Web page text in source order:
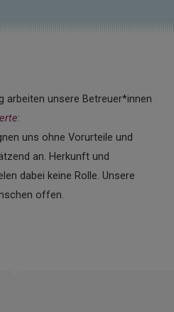
arbeiten unsere Betreuer*innen
:
uns ohne Vorurteile und
an. Herkunft und
dabei keine Rolle. Unsere
offen.